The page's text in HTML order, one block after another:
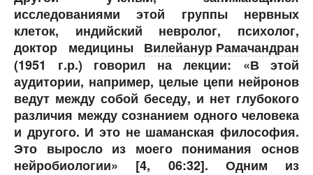
исследованиями этой группы нервных
клеток, индийский невролог, психолог,
доктор медицины Вилейанур Рамачандран
(1951 г.р.) говорил на лекции: «В этой
аудитории, например, целые цепи нейронов
ведут между собой беседу, и нет глубокого
различия между сознанием одного человека
и другого. И это не шаманская философия.
Это выросло из моего понимания основ
нейробиологии» [4, 06:32]. Одним из